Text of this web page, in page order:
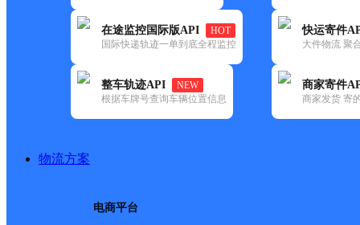
在途监控国际版API
HOT
国际快递轨迹一单到底全程监控
整车轨迹API
NEW
根据车牌号查询车辆位置信息
快运寄件
大件物流 聚
商家寄件
商家发货 寄
物流方案
电商平台
邮政
上江邮政所
更新时间：2021-12-03 00:00:00
所属快递：邮政国内
所属区域：云南省-迪庆藏族自治州-香格里拉市
网点地址：香格里拉县上江乡
网点负责人：